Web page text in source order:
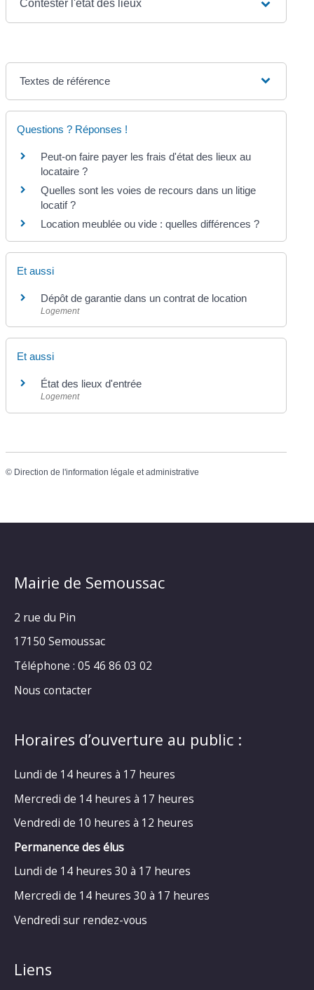
Contester l'état des lieux
Textes de référence
Questions ? Réponses !
Peut-on faire payer les frais d'état des lieux au
locataire ?
Quelles sont les voies de recours dans un litige
locatif ?
Location meublée ou vide : quelles différences ?
Et aussi
Dépôt de garantie dans un contrat de location
Logement
Et aussi
État des lieux d'entrée
Logement
© Direction de l'information légale et administrative
Mairie de Semoussac
2 rue du Pin
17150 Semoussac
Téléphone : 05 46 86 03 02
Nous contacter
Horaires d’ouverture au public :
Lundi de 14 heures à 17 heures
Mercredi de 14 heures à 17 heures
Vendredi de 10 heures à 12 heures
Permanence des élus
Lundi de 14 heures 30 à 17 heures
Mercredi de 14 heures 30 à 17 heures
Vendredi sur rendez-vous
Liens